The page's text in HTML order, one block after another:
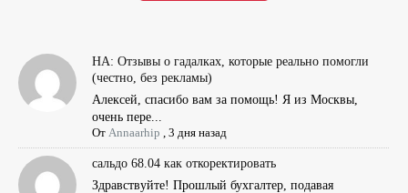
НА: Отзывы о гадалках, которые реально помогли
(честно, без рекламы)
Алексей, спасибо вам за помощь! Я из Москвы,
очень пере...
От Annaarhip ,3 дня назад
сальдо 68.04 как откоректировать
Здравствуйте! Прошлый бухгалтер, подавая